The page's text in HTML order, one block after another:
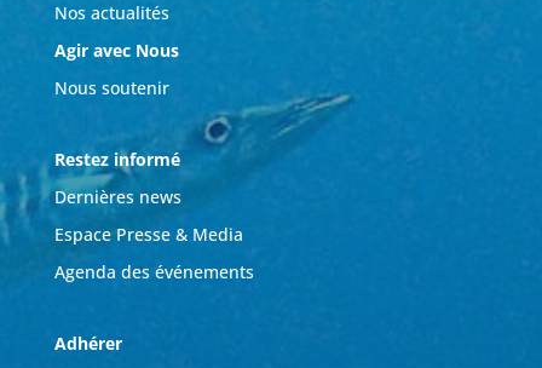
Nos actualités
Agir avec Nous
Nous soutenir
Restez informé
Dernières news
Espace Presse & Media
Agenda des événements
Adhérer